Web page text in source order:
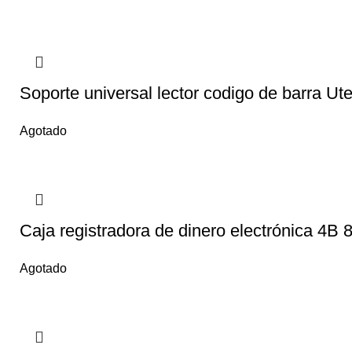
Soporte universal lector codigo de barra
Agotado
Caja registradora de dinero electrónica 4B
Agotado